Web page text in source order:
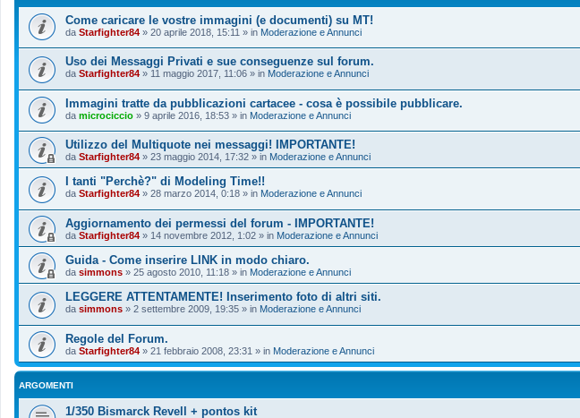
Come caricare le vostre immagini (e documenti) su MT!
da Starfighter84 » 20 aprile 2018, 15:11 » in Moderazione e Annunci
Uso dei Messaggi Privati e sue conseguenze sul forum.
da Starfighter84 » 11 maggio 2017, 11:06 » in Moderazione e Annunci
Immagini tratte da pubblicazioni cartacee - cosa è possibile pubblicare.
da microciccio » 9 aprile 2016, 18:53 » in Moderazione e Annunci
Utilizzo del Multiquote nei messaggi! IMPORTANTE!
da Starfighter84 » 23 maggio 2014, 17:32 » in Moderazione e Annunci
I tanti "Perchè?" di Modeling Time!!
da Starfighter84 » 28 marzo 2014, 0:18 » in Moderazione e Annunci
Aggiornamento dei permessi del forum - IMPORTANTE!
da Starfighter84 » 14 novembre 2012, 1:02 » in Moderazione e Annunci
Guida - Come inserire LINK in modo chiaro.
da simmons » 25 agosto 2010, 11:18 » in Moderazione e Annunci
LEGGERE ATTENTAMENTE! Inserimento foto di altri siti.
da simmons » 2 settembre 2009, 19:35 » in Moderazione e Annunci
Regole del Forum.
da Starfighter84 » 21 febbraio 2008, 23:31 » in Moderazione e Annunci
ARGOMENTI
1/350 Bismarck Revell + pontos kit